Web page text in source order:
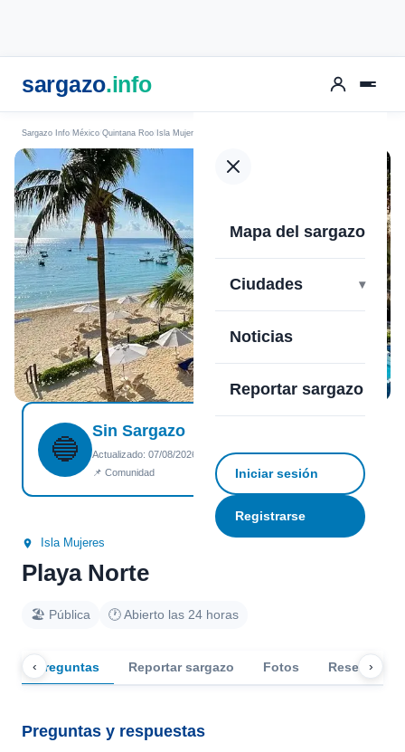
sargazo.info
Mapa del sargazo
Ciudades
Noticias
Reportar sargazo
Iniciar sesión
Registrarse
Sargazo Info México Quintana Roo Isla Mujeres
🔵
Sin Sargazo
Actualizado: 07/08/2026 07:25
📌 Comunidad
Isla Mujeres
Playa Norte
🏖️ Pública 🕐 Abierto las 24 horas
‹ Preguntas Reportar sargazo Fotos Reseñas
›
Preguntas y respuestas